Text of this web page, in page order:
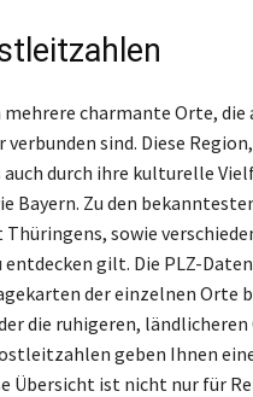
mehrere charmante Orte,
sind. Diese
durch ihre kulturelle
Bayern. Zu den
sowie
gilt. Die PLZ-
der einzelnen Orte
die ruhigeren, ländlicheren
geben Ihnen
Übersicht ist nicht nur für